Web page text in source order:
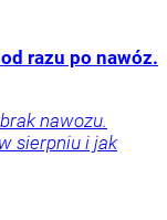
razu po nawóz.
nawozu.
sierpniu i jak